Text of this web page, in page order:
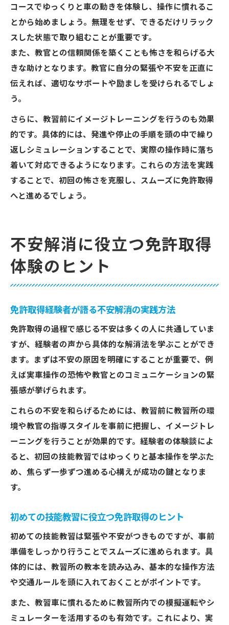
コースでゆっくりと車の動きを体験し、操作に慣れるこ
とから始めましょう。無理をせず、できるだけリラック
スした状態で取り組むことが重要です。
また、教官との信頼関係を築くことも怖さを和らげる大
きな助けとなります。教官に自分の緊張や不安を正直に
伝えれば、適切なサポートや励ましを受けられるでしょ
う。
さらに、教習前にイメージトレーニングを行うのも効果
的です。具体的には、発進や停止の手順を頭の中で繰り
返しシミュレーションすることで、実際の操作時に落ち
着いて対応できるようになります。これらの方法を実践
することで、初回の怖さを克服し、スムーズに免許取得
へと進めるでしょう。
不安解消に役立つ免許取得
体験のヒント
免許取得経験者が語る不安解消の実践方法
免許取得の過程で感じる不安は多くの人に共通していま
すが、経験者の声から具体的な解消法を学ぶことができ
ます。まずは不安の原因を明確にすることが重要で、例
えば実車操作の恐怖や教官とのコミュニケーションの緊
張感が挙げられます。
これらの不安を和らげるためには、教習前に教習所の環
境や教官の指導スタイルを事前に把握し、イメージトレ
ーニングを行うことが効果的です。経験者の体験談によ
ると、初回の技能教習ではゆっくりと基本操作を学ぶた
め、焦らず一歩ずつ進める心構えが成功の鍵となりま
す。
初めての技能教習に役立つ免許取得のヒント
初めての技能教習は緊張や不安がつきものですが、事前
準備をしっかり行うことでスムーズに進められます。具
体的には、教習所の教本を読み込み、基本的な操作方法
や交通ルールを頭に入れておくことがポイントです。
また、教習車に慣れるために教習所内での模擬運転やシ
ミュレーターを活用するのも有効です。これにより、実